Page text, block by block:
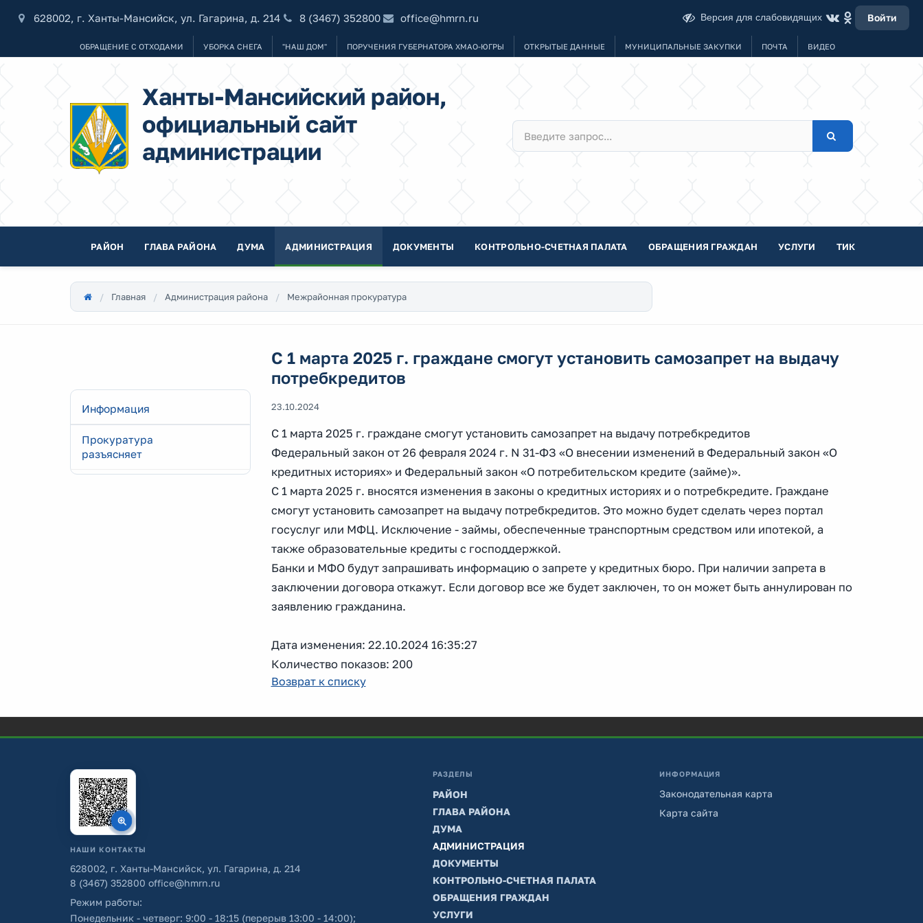
628002, г. Ханты-Мансийск, ул. Гагарина, д. 214 8 (3467) 352800 office@hmrn.ru Версия для слабовидящих Войти
ОБРАЩЕНИЕ С ОТХОДАМИ УБОРКА СНЕГА "НАШ ДОМ" ПОРУЧЕНИЯ ГУБЕРНАТОРА ХМАО-ЮГРЫ ОТКРЫТЫЕ ДАННЫЕ МУНИЦИПАЛЬНЫЕ ЗАКУПКИ ПОЧТА ВИДЕО
Ханты-Мансийский район,
официальный сайт
администрации
РАЙОН ГЛАВА РАЙОНА ДУМА АДМИНИСТРАЦИЯ ДОКУМЕНТЫ КОНТРОЛЬНО-СЧЕТНАЯ ПАЛАТА ОБРАЩЕНИЯ ГРАЖДАН УСЛУГИ ТИК
Главная Администрация района Межрайонная прокуратура
Информация
Прокуратура
разъясняет
С 1 марта 2025 г. граждане смогут установить самозапрет на выдачу
потребкредитов
23.10.2024
С 1 марта 2025 г. граждане смогут установить самозапрет на выдачу потребкредитов
Федеральный закон от 26 февраля 2024 г. N 31-ФЗ «О внесении изменений в Федеральный закон «О
кредитных историях» и Федеральный закон «О потребительском кредите (займе)».
С 1 марта 2025 г. вносятся изменения в законы о кредитных историях и о потребкредите. Граждане
смогут установить самозапрет на выдачу потребкредитов. Это можно будет сделать через портал
госуслуг или МФЦ. Исключение - займы, обеспеченные транспортным средством или ипотекой, а
также образовательные кредиты с господдержкой.
Банки и МФО будут запрашивать информацию о запрете у кредитных бюро. При наличии запрета в
заключении договора откажут. Если договор все же будет заключен, то он может быть аннулирован по
заявлению гражданина.
Дата изменения: 22.10.2024 16:35:27
Количество показов: 200
Возврат к списку
НАШИ КОНТАКТЫ
628002, г. Ханты-Мансийск, ул. Гагарина, д. 214
8 (3467) 352800 office@hmrn.ru
Режим работы:
Понедельник - четверг: 9:00 - 18:15 (перерыв 13:00 - 14:00);
РАЗДЕЛЫ
РАЙОН
ГЛАВА РАЙОНА
ДУМА
АДМИНИСТРАЦИЯ
ДОКУМЕНТЫ
КОНТРОЛЬНО-СЧЕТНАЯ ПАЛАТА
ОБРАЩЕНИЯ ГРАЖДАН
УСЛУГИ
ИНФОРМАЦИЯ
Законодательная карта
Карта сайта